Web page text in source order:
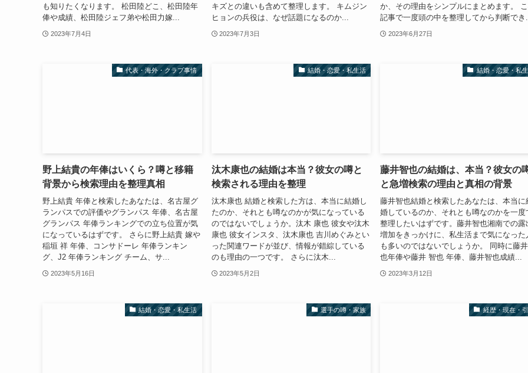
も知りたくなります。 松田陸どこ、松田陸年
俸や成績、松田陸ジェフ弟や松田力嫁...
2023年7月4日
キズとの違いも含めて整理します。 キムジン
ヒョンの兵役は、なぜ話題になるのか...
2023年7月3日
か、その理由をシンプルにまとめます。
記事で一度頭の中を整理してから判断でき...
2023年6月27日
代表・海外・クラブ事情
野上結貴の年俸はいくら？噂と移籍
背景から検索理由を整理真相
野上結貴 年俸と検索したあなたは、名古屋グ
ランパスでの評価やグランパス 年俸、名古屋
グランパス 年俸ランキングでの立ち位置が気
になっているはずです。 さらに野上結貴 嫁や
稲垣 祥 年俸、コンサドーレ 年俸ランキン
グ、J2 年俸ランキング チーム、サ...
2023年5月16日
結婚・恋愛・私生活
汰木康也の結婚は本当？彼女の噂と
検索される理由を整理
汰木康也 結婚と検索した方は、本当に結婚し
たのか、それとも噂なのかが気になっている
のではないでしょうか。汰木 康也 彼女や汰木
康也 彼女インスタ、汰木康也 吉川めぐみとい
った関連ワードが並び、情報が錯綜している
のも理由の一つです。 さらに汰木...
2023年5月2日
結婚・恋愛・私
藤井智也の結婚は、本当？彼女の
と急増検索の理由と真相の背景
藤井智也結婚と検索したあなたは、本当に
婚しているのか、それとも噂なのかを一度
整理したいはずです。藤井智也湘南での露
増加をきっかけに、私生活まで気になった
も多いのではないでしょうか。 同時に藤
也年俸や藤井 智也 年俸、藤井智也成績...
2023年3月12日
結婚・恋愛・私生活 選手の噂・家族 経歴・現在・